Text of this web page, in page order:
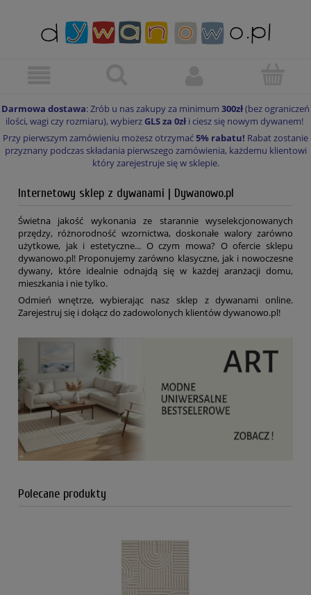
Darmowa dostawa: Zrób u nas zakupy za minimum 300zł(bez ograniczeń
ilości, wagi czy rozmiaru), wybierzGLS za 0zł i ciesz się nowym dywanem!
Przy pierwszym zamówieniu możesz otrzymać5% rabatu! Rabat zostanie
przyznany podczas składania pierwszego zamówienia, każdemu klientowi
który zarejestruje się w sklepie.
Internetowy sklep z dywanami | Dywanowo.pl
Świetna jakość wykonania ze starannie wyselekcjonowanych
przędzy, różnorodność wzornictwa, doskonałe walory zarówno
użytkowe, jak i estetyczne... O czym mowa? O ofercie sklepu
dywanowo.pl! Proponujemy zarówno klasyczne, jak i nowoczesne
dywany, które idealnie odnajdą się w każdej aranżacji domu,
mieszkania i nie tylko.
Odmień wnętrze, wybierając nasz sklep z dywanami online.
Zarejestruj się i dołącz do zadowolonych klientów dywanowo.pl!
Polecane produkty